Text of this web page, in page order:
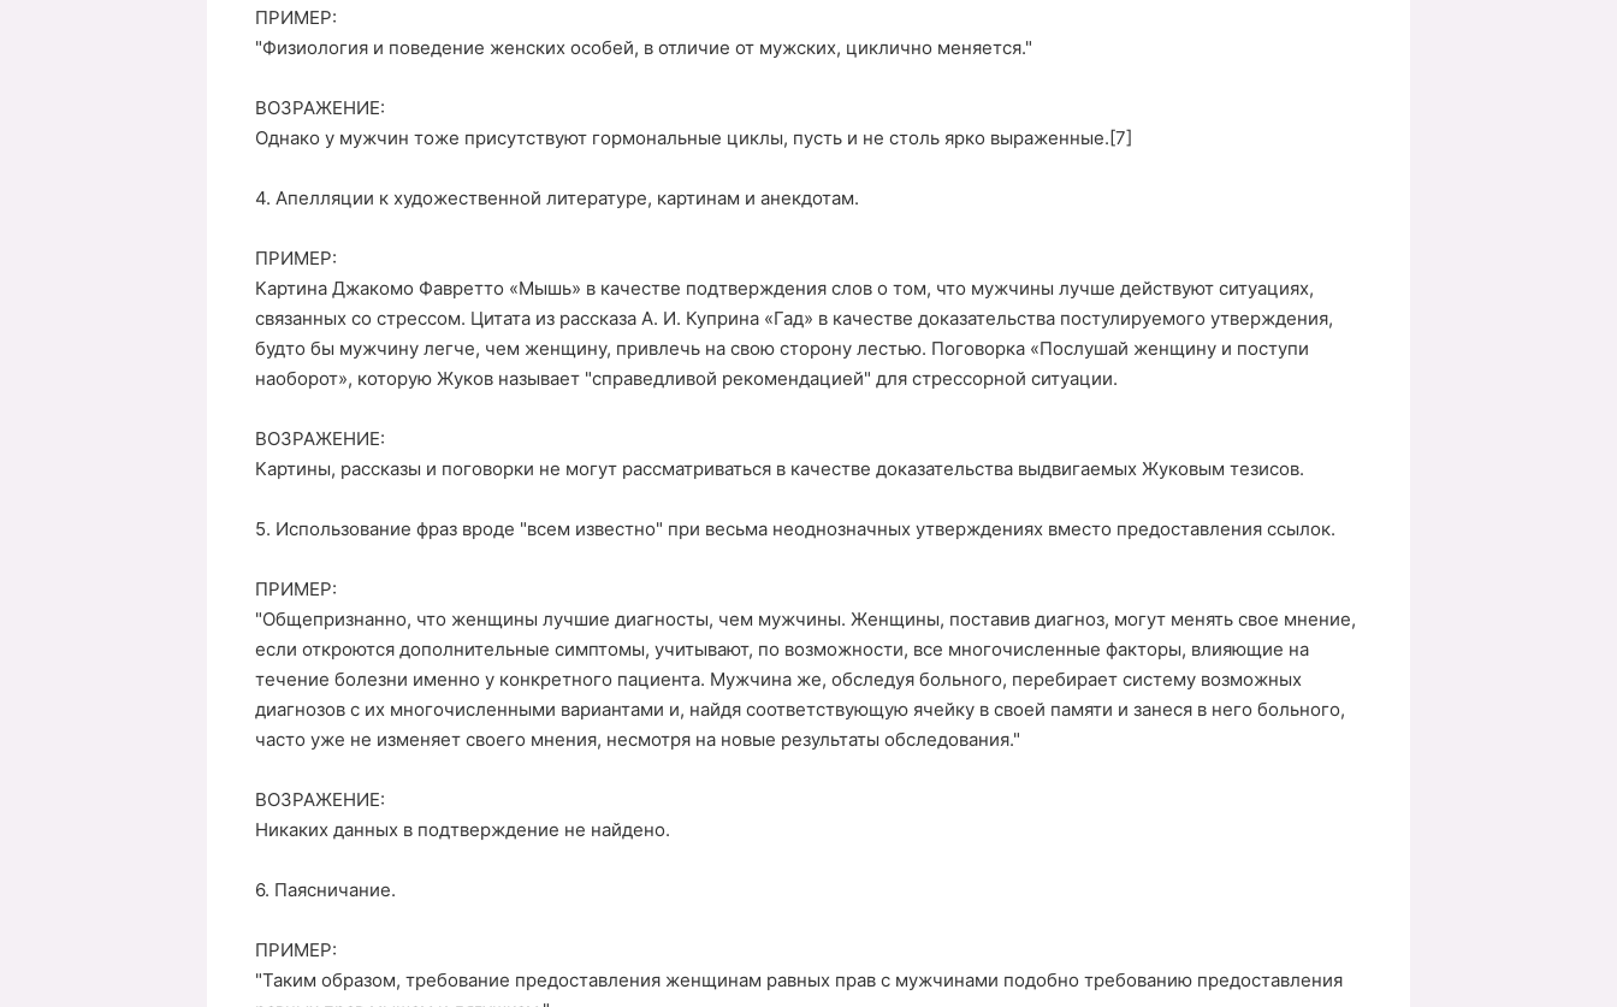
ПРИМЕР:
"Физиология и поведение женских особей, в отличие от мужских, циклично меняется."
ВОЗРАЖЕНИЕ:
Однако у мужчин тоже присутствуют гормональные циклы, пусть и не столь ярко выраженные.[7]
4. Апелляции к художественной литературе, картинам и анекдотам.
ПРИМЕР:
Картина Джакомо Фавретто «Мышь» в качестве подтверждения слов о том, что мужчины лучше действуют ситуациях,
связанных со стрессом. Цитата из рассказа А. И. Куприна «Гад» в качестве доказательства постулируемого утверждения,
будто бы мужчину легче, чем женщину, привлечь на свою сторону лестью. Поговорка «Послушай женщину и поступи
наоборот», которую Жуков называет "справедливой рекомендацией" для стрессорной ситуации.
ВОЗРАЖЕНИЕ:
Картины, рассказы и поговорки не могут рассматриваться в качестве доказательства выдвигаемых Жуковым тезисов.
5. Использование фраз вроде "всем известно" при весьма неоднозначных утверждениях вместо предоставления ссылок.
ПРИМЕР:
"Общепризнанно, что женщины лучшие диагносты, чем мужчины. Женщины, поставив диагноз, могут менять свое мнение,
если откроются дополнительные симптомы, учитывают, по возможности, все многочисленные факторы, влияющие на
течение болезни именно у конкретного пациента. Мужчина же, обследуя больного, перебирает систему возможных
диагнозов с их многочисленными вариантами и, найдя соответствующую ячейку в своей памяти и занеся в него больного,
часто уже не изменяет своего мнения, несмотря на новые результаты обследования."
ВОЗРАЖЕНИЕ:
Никаких данных в подтверждение не найдено.
6. Паясничание.
ПРИМЕР:
"Таким образом, требование предоставления женщинам равных прав с мужчинами подобно требованию предоставления